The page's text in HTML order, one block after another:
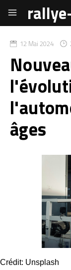
12 Mai 2024
âges
Crédit: Unsplash